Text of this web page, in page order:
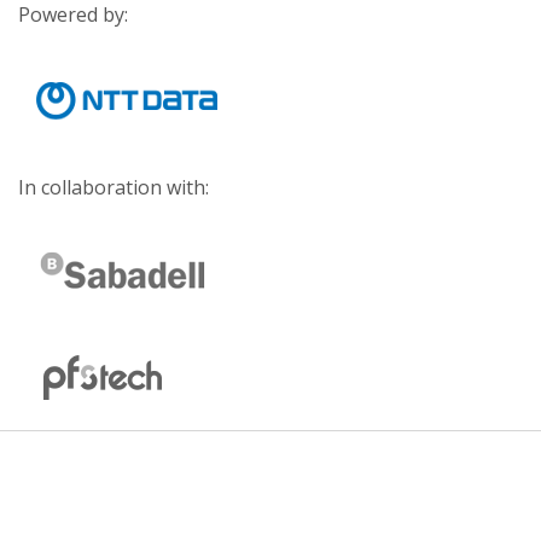
Powered by:
In collaboration with: